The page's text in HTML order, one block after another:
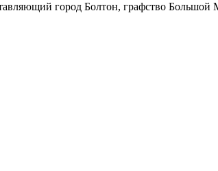
город Болтон, графство